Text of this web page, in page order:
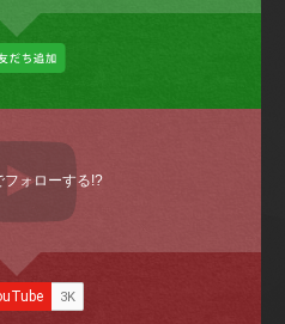
フォローする!?